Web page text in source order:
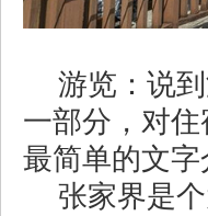
游览：说
一部分，对
最简单的文
张家界是